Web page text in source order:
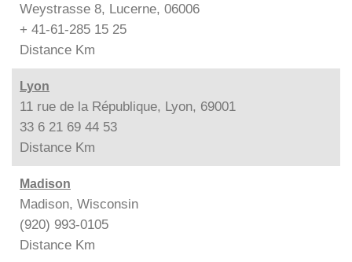
Weystrasse 8, Lucerne, 06006
+ 41-61-285 15 25
Distance Km
Lyon
11 rue de la République, Lyon, 69001
33 6 21 69 44 53
Distance Km
Madison
Madison, Wisconsin
(920) 993-0105
Distance Km